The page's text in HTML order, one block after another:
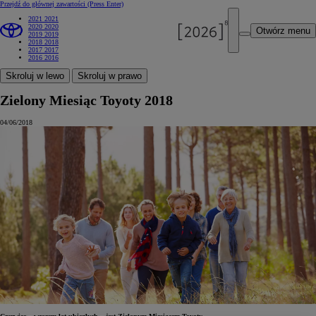
Przejdź do głównej zawartości (Press Enter)
Otwórz menu
2021 2021
2020 2020
2019 2019
2018 2018
2017 2017
2016 2016
Skroluj w lewo Skroluj w prawo
Zielony Miesiąc Toyoty 2018
04/06/2018